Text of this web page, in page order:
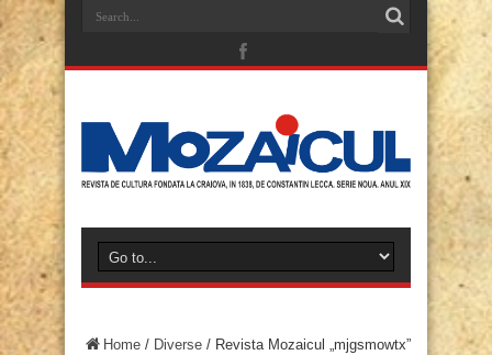
Home / Diverse / Revista Mozaicul „mjgsmowtx”